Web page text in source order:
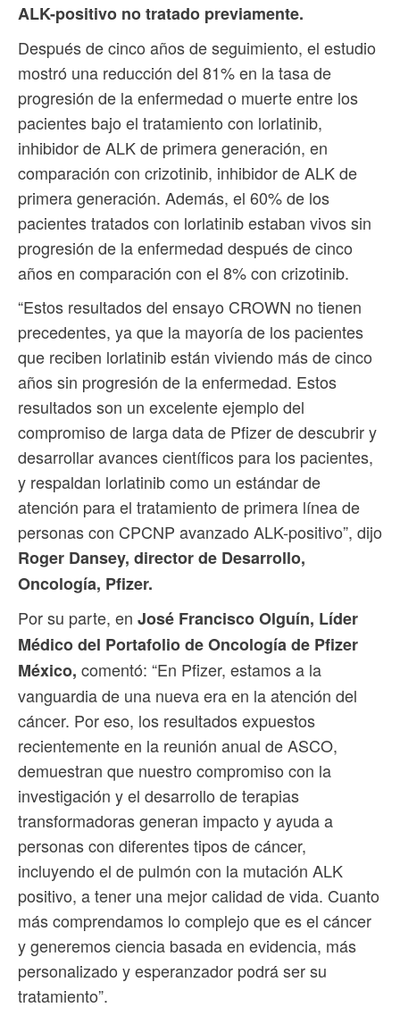
ALK-positivo no tratado previamente.
Después de cinco años de seguimiento, el estudio
mostró una reducción del 81% en la tasa de
progresión de la enfermedad o muerte entre los
pacientes bajo el tratamiento con lorlatinib,
inhibidor de ALK de primera generación, en
comparación con crizotinib, inhibidor de ALK de
primera generación. Además, el 60% de los
pacientes tratados con lorlatinib estaban vivos sin
progresión de la enfermedad después de cinco
años en comparación con el 8% con crizotinib.
“Estos resultados del ensayo CROWN no tienen
precedentes, ya que la mayoría de los pacientes
que reciben lorlatinib están viviendo más de cinco
años sin progresión de la enfermedad. Estos
resultados son un excelente ejemplo del
compromiso de larga data de Pfizer de descubrir y
desarrollar avances científicos para los pacientes,
y respaldan lorlatinib como un estándar de
atención para el tratamiento de primera línea de
personas con CPCNP avanzado ALK-positivo”, dijo
Roger Dansey, director de Desarrollo,
Oncología, Pfizer.
Por su parte, en José Francisco Olguín, Líder
Médico del Portafolio de Oncología de Pfizer
México, comentó: “En Pfizer, estamos a la
vanguardia de una nueva era en la atención del
cáncer. Por eso, los resultados expuestos
recientemente en la reunión anual de ASCO,
demuestran que nuestro compromiso con la
investigación y el desarrollo de terapias
transformadoras generan impacto y ayuda a
personas con diferentes tipos de cáncer,
incluyendo el de pulmón con la mutación ALK
positivo, a tener una mejor calidad de vida. Cuanto
más comprendamos lo complejo que es el cáncer
y generemos ciencia basada en evidencia, más
personalizado y esperanzador podrá ser su
tratamiento”.